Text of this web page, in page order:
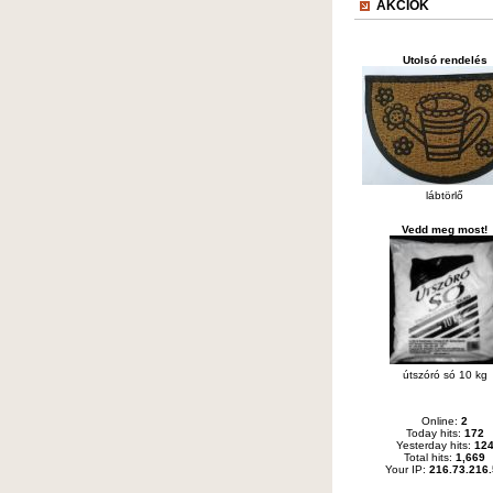
AKCIÓK
Utolsó rendelés
lábtörlő
Vedd meg most!
útszóró só 10 kg
Online: 2
Today hits: 172
Yesterday hits: 124
Total hits: 1,669
Your IP: